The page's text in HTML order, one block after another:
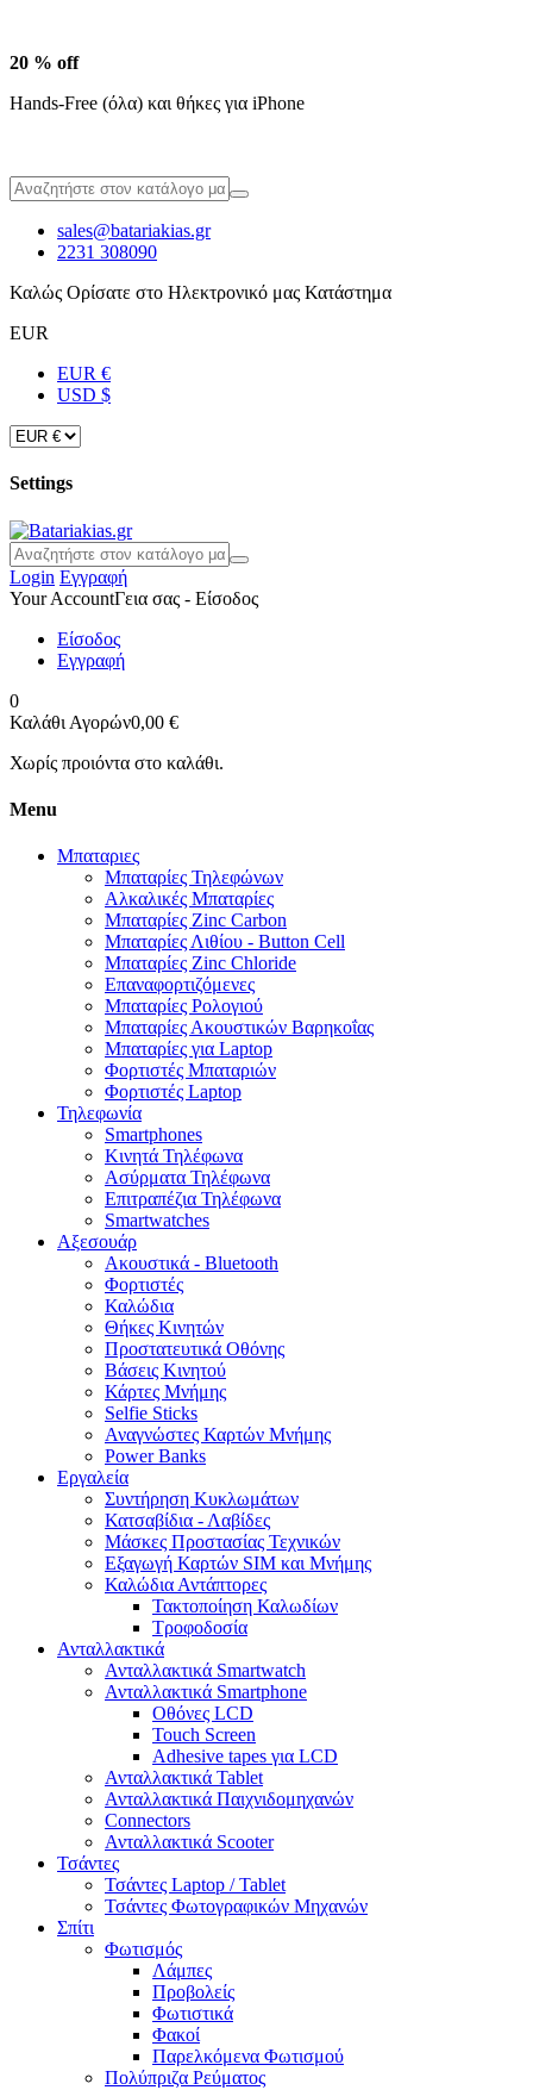
20 % off
Hands-Free (όλα) και θήκες για iPhone
sales@batariakias.gr
2231 308090
Καλώς Ορίσατε στο Ηλεκτρονικό μας Κατάστημα
EUR
EUR €
USD $
Settings
Login Εγγραφή
Your AccountΓεια σας - Είσοδος
Είσοδος
Εγγραφή
0
Καλάθι Αγορών0,00 €
Χωρίς προιόντα στο καλάθι.
Menu
Μπαταριες
Μπαταρίες Τηλεφώνων
Αλκαλικές Μπαταρίες
Μπαταρίες Zinc Carbon
Μπαταρίες Λιθίου - Button Cell
Μπαταρίες Zinc Chloride
Επαναφορτιζόμενες
Μπαταρίες Ρολογιού
Μπαταρίες Ακουστικών Βαρηκοΐας
Μπαταρίες για Laptop
Φορτιστές Μπαταριών
Φορτιστές Laptop
Τηλεφωνία
Smartphones
Κινητά Τηλέφωνα
Ασύρματα Τηλέφωνα
Επιτραπέζια Τηλέφωνα
Smartwatches
Αξεσουάρ
Ακουστικά - Bluetooth
Φορτιστές
Καλώδια
Θήκες Κινητών
Προστατευτικά Οθόνης
Βάσεις Κινητού
Κάρτες Μνήμης
Selfie Sticks
Αναγνώστες Καρτών Μνήμης
Power Banks
Εργαλεία
Συντήρηση Κυκλωμάτων
Κατσαβίδια - Λαβίδες
Μάσκες Προστασίας Τεχνικών
Εξαγωγή Καρτών SIM και Μνήμης
Καλώδια Αντάπτορες
Τακτοποίηση Καλωδίων
Τροφοδοσία
Ανταλλακτικά
Ανταλλακτικά Smartwatch
Ανταλλακτικά Smartphone
Οθόνες LCD
Touch Screen
Adhesive tapes για LCD
Ανταλλακτικά Tablet
Ανταλλακτικά Παιχνιδομηχανών
Connectors
Ανταλλακτικά Scooter
Τσάντες
Τσάντες Laptop / Tablet
Τσάντες Φωτoγραφικών Μηχανών
Σπίτι
Φωτισμός
Λάμπες
Προβολείς
Φωτιστικά
Φακοί
Παρελκόμενα Φωτισμού
Πολύπριζα Ρεύματος